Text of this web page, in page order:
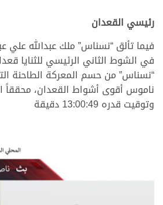
رئيسي القعدان
فيما تألق “نسناس” ملك عبدالله علي
في الشوط الثاني الرئيسي للثنايا
“نسناس” من حسم المعركة الطاحنة
ناموس أقوى أشواط القعدان، محققاً
وتوقيت قدره 13:00:49 دقيقة